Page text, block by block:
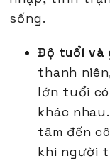
sống.
Độ tuổi và
thanh
lớn tuổi
khác
tâm đến
khi người